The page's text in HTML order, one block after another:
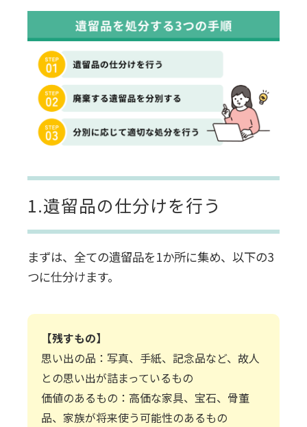
1.遺留品の仕分けを行う
まずは、全ての遺留品を1か所に集め、以下の3
つに仕分けます。
【残すもの】
思い出の品：写真、手紙、記念品など、故人
との思い出が詰まっているもの
価値のあるもの：高価な家具、宝石、骨董
品、家族が将来使う可能性のあるもの